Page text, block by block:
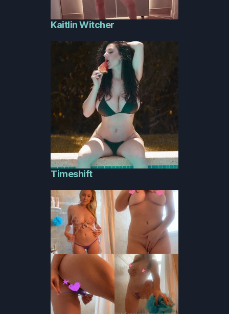
Kaitlin Witcher
Timeshift